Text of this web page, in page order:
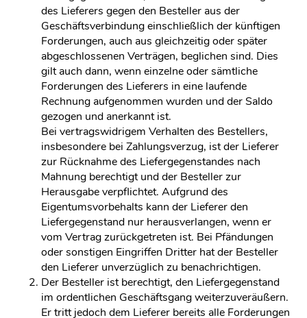
des Lieferers gegen den Besteller aus der
Geschäftsverbindung einschließlich der künftigen
Forderungen, auch aus gleichzeitig oder später
abgeschlossenen Verträgen, beglichen sind. Dies
gilt auch dann, wenn einzelne oder sämtliche
Forderungen des Lieferers in eine laufende
Rechnung aufgenommen wurden und der Saldo
gezogen und anerkannt ist.
Bei vertragswidrigem Verhalten des Bestellers,
insbesondere bei Zahlungsverzug, ist der Lieferer
zur Rücknahme des Liefergegenstandes nach
Mahnung berechtigt und der Besteller zur
Herausgabe verpflichtet. Aufgrund des
Eigentumsvorbehalts kann der Lieferer den
Liefergegenstand nur herausverlangen, wenn er
vom Vertrag zurückgetreten ist. Bei Pfändungen
oder sonstigen Eingriffen Dritter hat der Besteller
den Lieferer unverzüglich zu benachrichtigen.
Der Besteller ist berechtigt, den Liefergegenstand
im ordentlichen Geschäftsgang weiterzuveräußern.
Er tritt jedoch dem Lieferer bereits alle Forderungen